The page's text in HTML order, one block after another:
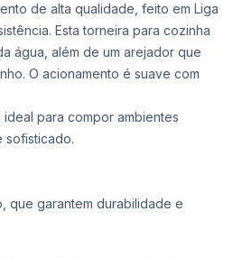
de alta qualidade, feito em Liga
Esta torneira para cozinha
água, além de um arejador que
O acionamento é suave com
para compor ambientes
sofisticado.
que garantem durabilidade e